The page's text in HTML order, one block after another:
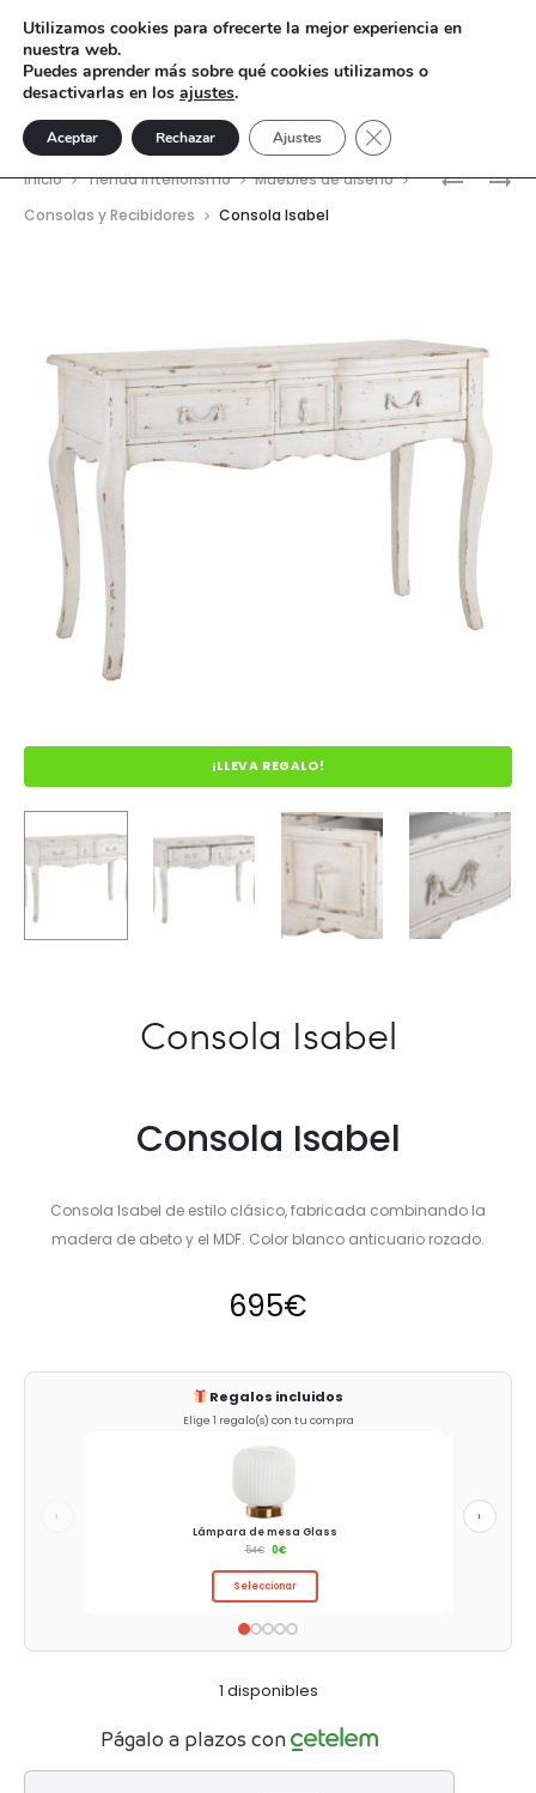
BUGATTI
LÁMPARA
Inicio Tienda interiorismo
Muebles de diseño
Consolas y Recibidores
Consola Isabel
¡LLEVA REGALO!
Consola Isabel
Consola Isabel
Consola Isabel de estilo clásico, fabricada combinando la
madera de abeto y el MDF. Color blanco anticuario rozado.
695€
Regalos incluidos
Elige 1 regalo(s) con tu compra
‹
Lámpara de mesa Glass
54€ 0€
Seleccionar
›
1 disponibles
Págalo a plazos con
Utilizamos cookies para ofrecerte la mejor experiencia en
nuestra web.
Puedes aprender más sobre qué cookies utilizamos o
desactivarlas en los ajustes.
Aceptar Rechazar Ajustes Cerrar el banner de